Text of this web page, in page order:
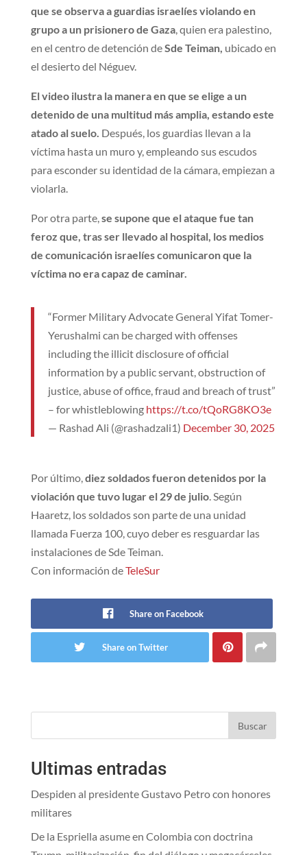
que se observa a guardias israelíes violando en
grupo a un prisionero de Gaza, quien era palestino,
en el centro de detención deSde Teiman, ubicado en
el desierto del Néguev.
El video ilustra la manera en que se elige a un
detenido de una multitud más amplia, estando este
atado al suelo. Después, los guardias llevan a la
víctima hasta un muro y, empleando sus escudos
para esconder su identidad de la cámara, empiezan a
violarla.
Por otra parte,se supone que el ataque fue tan
feroz que, tras ser llevado al hospital, los medios
de comunicación israelíes comunicaron que la
víctima no era capaz de caminar.
“Former Military Advocate General Yifat Tomer-
Yerushalmi can be charged with offenses
including the illicit disclosure of official
information by a public servant, obstruction of
justice, abuse of office, fraud and breach of trust”
– for whistleblowing https://t.co/tQoRG8KO3e
— Rashad Ali (@rashadzali1) December 30, 2025
Por último,diez soldados fueron detenidos por la
violación que tuvo lugar el 29 de julio. Según
Haaretz, los soldados son parte de una unidad
llamada Fuerza 100, cuyo deber es resguardar las
instalaciones de Sde Teiman.
Con información deTeleSur
Share on Facebook
Share on Twitter
Buscar
Ultimas entradas
Despiden al presidente Gustavo Petro con honores
militares
De la Espriella asume en Colombia con doctrina